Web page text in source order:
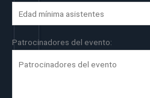
Patrocinadores del evento: